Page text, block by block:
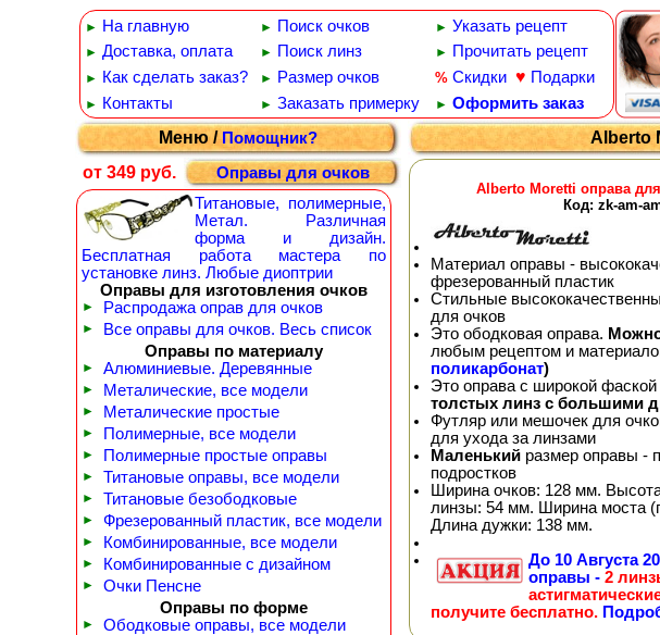
► На главную ► Поиск очков ► Указать рецепт
► Доставка, оплата ► Поиск линз ► Прочитать рецепт
► Как сделать заказ? ► Размер очков % Скидки ♥ Подарки
► Контакты ► Заказать примерку ► Оформить заказ
Меню /Помощник?
от 349 руб.
Оправы для очков
Титановые, полимерные,
Метал. Различная
форма и дизайн.
Бесплатная работа мастера по
установке линз. Любые диоптрии
Оправы для изготовления очков
► Распродажа оправ для очков
►
Все оправы для очков. Весь список
Оправы по материалу
► Алюминиевые. Деревянные
► Металические, все модели
► Металические простые
► Полимерные, все модели
► Полимерные простые оправы
► Титановые оправы, все модели
► Титановые безободковые
► Фрезерованный пластик, все модели
► Комбинированные, все модели
► Комбинированные с дизайном
►
Очки Пенсне
Оправы по форме
► Ободковые оправы, все модели
Alberto
Alberto Moretti оправа
Код: zk-am-
Материал оправы -
фрезерованный пластик
Стильные
для очков
Это ободковая оправа.
любым рецептом и
поликарбонат)
Это оправа с широкой фаской
толстых линз с большими
Футляр или мешочек для
для ухода за линзами
Маленький размер оправы -
подростков
Ширина очков: 128 мм.
линзы: 54 мм. Ширина моста
Длина дужки: 138 мм.
До 10 Августа
оправы - 2
получите бесплатно.